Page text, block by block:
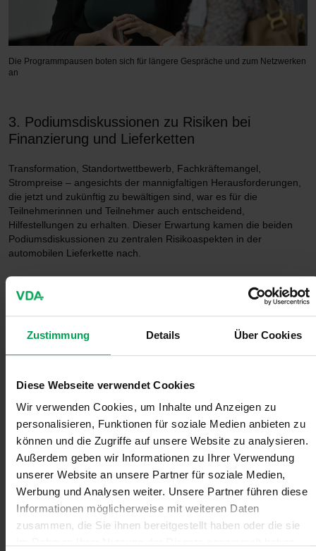
Zustimmung Details Über Cookies
Diese Webseite verwendet Cookies
Wir verwenden Cookies, um Inhalte und Anzeigen zu
personalisieren, Funktionen für soziale Medien anbieten zu
können und die Zugriffe auf unsere Website zu analysieren.
Außerdem geben wir Informationen zu Ihrer Verwendung
unserer Website an unsere Partner für soziale Medien,
Werbung und Analysen weiter. Unsere Partner führen diese
Informationen möglicherweise mit weiteren Daten
zusammen, die Sie ihnen bereitgestellt haben oder die sie
Die Programmpausen boten sich für längere Gespräche und zum Netzwerken
an
3. Podiumsdiskussionen zu Risiken bei
Finanzierung und Lieferketten
Transformation, Standortwettbewerb, Fachkräftemangel,
Strompreise – angesichts der mannigfaltigen Herausforderungen,
die jetzt und zukünftig zu bewältigen sind, war es für die
Teilnehmerinnen und Teilnehmer auch entscheidend,
Hilfestellungen zu erhalten. Dieser Erwartung kamen die beiden
Podiumsdiskussionen zu zentralen Risikoaspekten in der
automobilen Lieferkette nach.
So wurden die in der VDA-Umfrage ermittelten starken
Belastungen durch Bürokratie und erschwerte
Investitionsmöglichkeiten in Deutschland in der Gesprächsrunde
mit Christian Reitmeyer, Geschäftsführer der
redi Group
, und
anderen Fachleuten thematisiert.
der Lieferkette absichern“
Christian Reitmeyer hat bei der Zusammenarbeit mit
Mittelständlern häufig die Erfahrung gemacht, dass ihnen ihre
Hausbanken keine Kredite mehr gewähren: „Die Banken sehe ich
hier in ihrer originären Aufgabe mehr gefordert. Das bedeutet,
dass sie den Unternehmen helfen, wenn Kapitalbedarf besteht.“
Auch problematisch: Laut Christian Reitmeyer unterliegen die
Banken heute selbst mehr Restriktionen und sind daher wesentlich